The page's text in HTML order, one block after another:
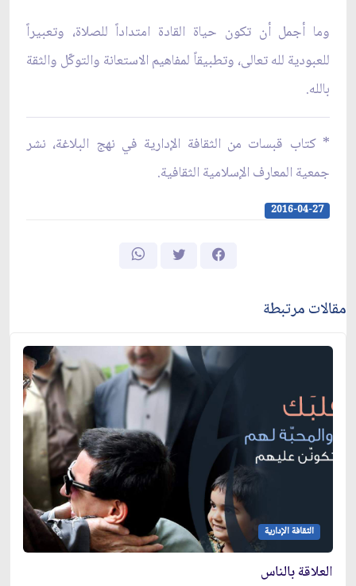
وما أجمل أن تكون حياة القادة امتداداً للصلاة، وتعبيراً
للعبودية لله تعالى، وتطبيقاً لمفاهيم الاستعانة والتوكّل والثقة
بالله.
* كتاب قبسات من الثقافة الإدارية في نهج البلاغة، نشر
جمعية المعارف الإسلامية الثقافية.
2016-04-27
مقالات مرتبطة
الثقافة الإدارية
العلاقة بالناس